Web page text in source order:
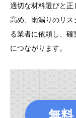
適切な材料選びと
高め、雨漏りのリス
る業者に依頼し、
につながります。